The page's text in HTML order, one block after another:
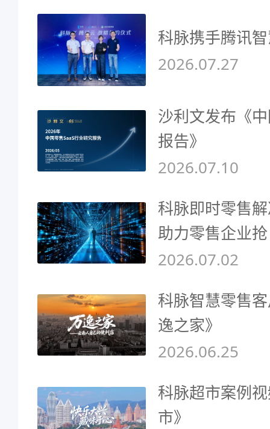
科脉携手腾讯
2026.07.27
沙利文发布《
报告》
2026.07.10
科脉即时零售
助力零售企业
2026.07.02
科脉智慧零售
逸之家》
2026.06.25
科脉超市案例
市》